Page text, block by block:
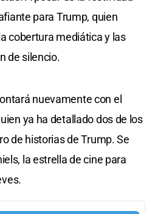
para Trump, quien
cobertura mediática y las
de silencio.
nuevamente con el
ya ha detallado dos de los
de historias de Trump. Se
la estrella de cine para